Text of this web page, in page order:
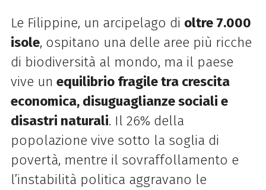
Le Filippine, un arcipelago di oltre 7.000
isole, ospitano una delle aree più ricche
di biodiversità al mondo, ma il paese
vive un equilibrio fragile tra crescita
economica, disuguaglianze sociali e
disastri naturali. Il 26% della
popolazione vive sotto la soglia di
povertà, mentre il sovraffollamento e
l’instabilità politica aggravano le